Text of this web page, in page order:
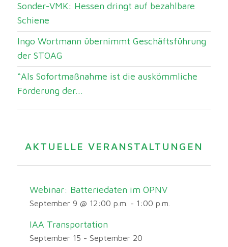
Sonder-VMK: Hessen dringt auf bezahlbare
Schiene
Ingo Wortmann übernimmt Geschäftsführung
der STOAG
“Als Sofortmaßnahme ist die auskömmliche
Förderung der...
AKTUELLE VERANSTALTUNGEN
Webinar: Batteriedaten im ÖPNV
September 9 @ 12:00 p.m. - 1:00 p.m.
IAA Transportation
September 15 - September 20